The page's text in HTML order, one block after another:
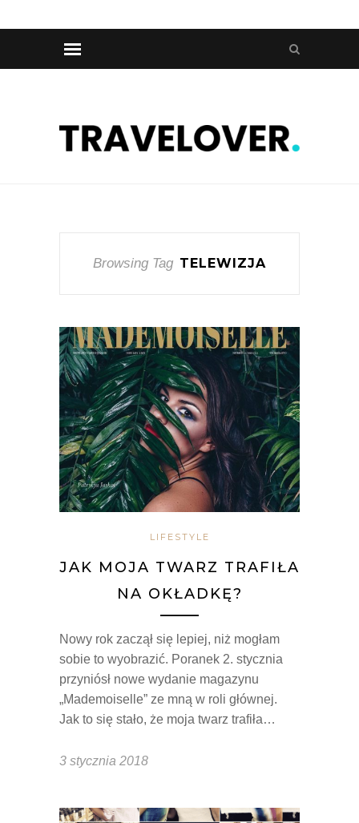
Browsing Tag TELEWIZJA
LIFESTYLE
JAK MOJA TWARZ TRAFIŁA
NA OKŁADKĘ?
Nowy rok zaczął się lepiej, niż mogłam
sobie to wyobrazić. Poranek 2. stycznia
przyniósł nowe wydanie magazynu
„Mademoiselle” ze mną w roli głównej.
Jak to się stało, że moja twarz trafiła…
3 stycznia 2018